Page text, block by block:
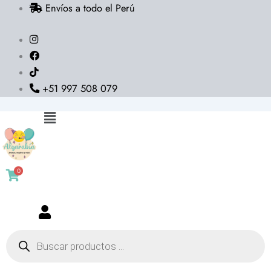
contenido
Envíos a todo el Perú
+51 997 508 079
Flyout
0
productos